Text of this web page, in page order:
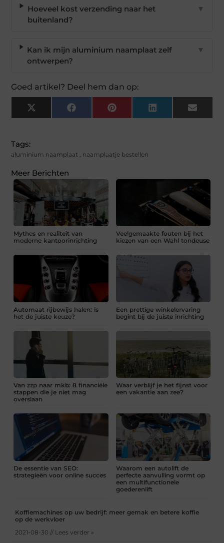
Hoeveel kost verzending naar het
buitenland?
▼
Kan ik mijn aluminium naamplaat zelf
ontwerpen?
▼
Goed artikel? Deel hem dan op:
X
(Twitter)
FacebookPinterest LinkedIn Email
Tags:
aluminium naamplaat naamplaatje bestellen
Meer Berichten
Mythes en realiteit van
moderne kantoorinrichting
Veelgemaakte fouten bij het
kiezen van een Wahl tondeuse
Automaat rijbewijs halen: is
het de juiste keuze?
Een prettige winkelervaring
begint bij de juiste inrichting
Van zzp naar mkb: 8 financiële
stappen die je niet mag
overslaan
Waar verblijf je het fijnst voor
een vakantie aan zee?
De essentie van SEO:
strategieën voor online succes
Waarom een autolift de
perfecte aanvulling vormt op
een multifunctionele
goederenlift
Koffiemachines op uw bedrijf: meer gemak en betere koffie
op de werkvloer
2021-08-30 // Lees verder »